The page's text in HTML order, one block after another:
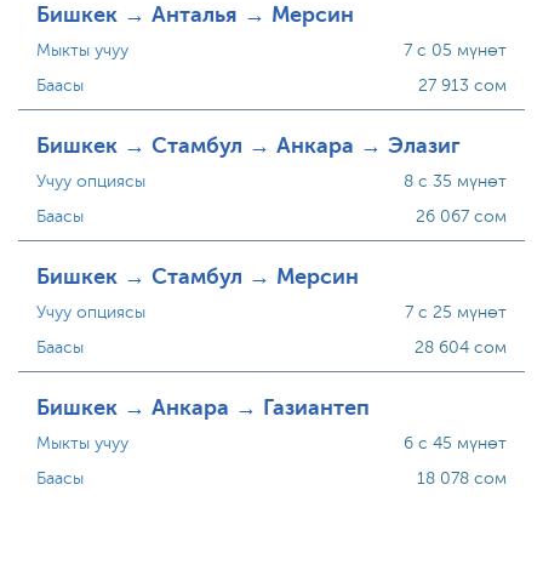
Бишкек → Анталья → Мерсин
Мыкты учуу
Баасы
7 с 05 мүнөт
27 913 сом
Бишкек → Стамбул → Анкара → Элазиг
Учуу опциясы
Баасы
8 с 35 мүнөт
26 067 сом
Бишкек → Стамбул → Мерсин
Учуу опциясы
Баасы
7 с 25 мүнөт
28 604 сом
Бишкек → Анкара → Газиантеп
Мыкты учуу
Баасы
6 с 45 мүнөт
18 078 сом